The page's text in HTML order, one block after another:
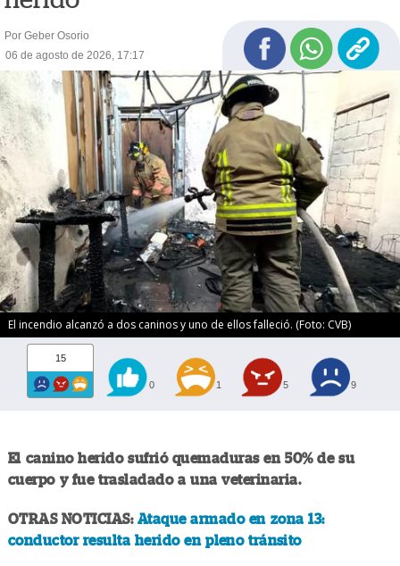
Por Geber Osorio
06 de agosto de 2026, 17:17
El incendio alcanzó a dos caninos y uno de ellos falleció. (Foto: CVB)
15
0 1 5 9
El canino herido sufrió quemaduras en 50% de su
cuerpo y fue trasladado a una veterinaria.
OTRAS NOTICIAS: Ataque armado en zona 13:
conductor resulta herido en pleno tránsito